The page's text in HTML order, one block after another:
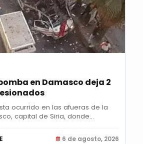
en Damasco deja 2
ocurrido en las afueras de la
capital de Siria, donde...
6 de agosto, 2026